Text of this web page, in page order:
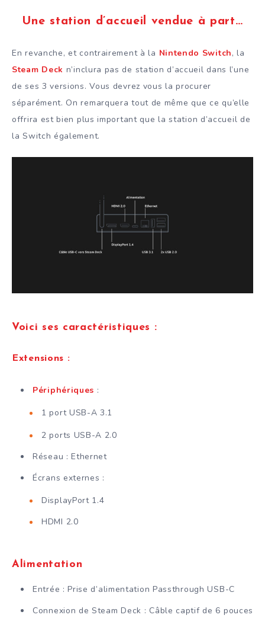
Une station d’accueil vendue à part…
En revanche, et contrairement à la Nintendo Switch, la
Steam Deck n’inclura pas de station d’accueil dans l’une
de ses 3 versions. Vous devrez vous la procurer
séparément. On remarquera tout de même que ce qu’elle
offrira est bien plus important que la station d’accueil de
la Switch également.
Voici ses caractéristiques :
Extensions :
Périphériques :
1 port USB-A 3.1
2 ports USB-A 2.0
Réseau : Ethernet
Écrans externes :
DisplayPort 1.4
HDMI 2.0
Alimentation
Entrée : Prise d’alimentation Passthrough USB-C
Connexion de Steam Deck : Câble captif de 6 pouces